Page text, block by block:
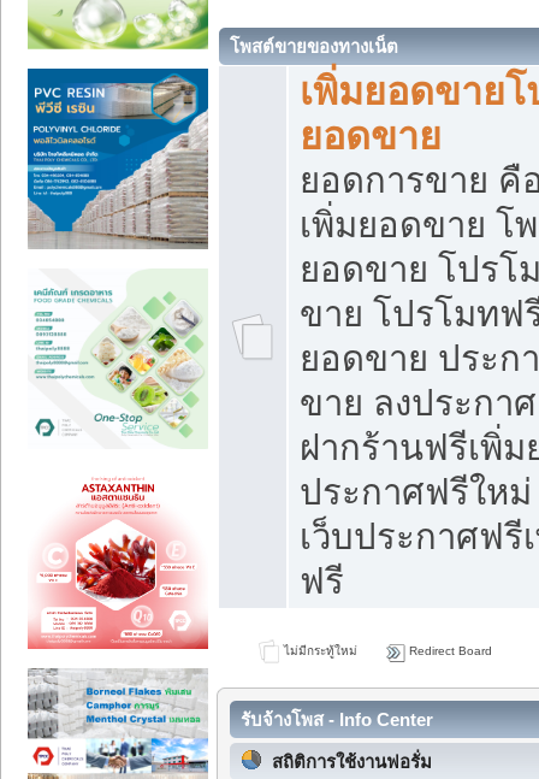
โพสต์ขายของทางเน็ต
เพิ่มยอดขาย
ยอดขาย
ยอดการขาย คื
เพิ่มยอดขาย โ
ยอดขาย โปรโ
ขาย โปรโมทฟ
ยอดขาย ประก
ขาย ลงประกา
ฝากร้านฟรีเพิ่ม
ประกาศฟรีให
เว็บประกาศฟรี
ฟรี
ไม่มีกระทู้ใหม่ Redirect Board
รับจ้างโพส - Info Center
สถิติการใช้งานฟอรั่ม